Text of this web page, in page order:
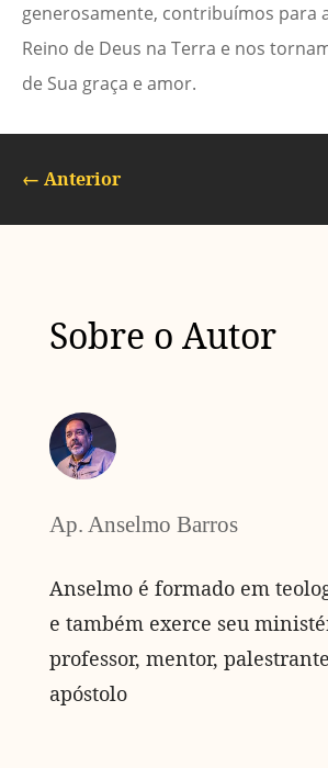
generosamente, contribuímos para
Reino de Deus na Terra e nos
de Sua graça e amor.
← Anterior
Sobre o Autor
Ap. Anselmo Barros
Anselmo é formado em
e também exerce seu
professor, mentor,
apóstolo